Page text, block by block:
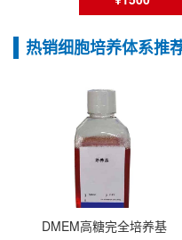
热销细胞培养体系推
DMEM高糖完全培养基